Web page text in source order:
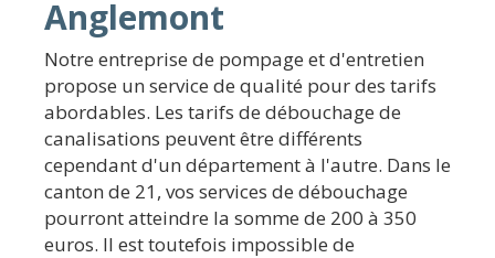
Anglemont
Notre entreprise de pompage et d'entretien
propose un service de qualité pour des tarifs
abordables. Les tarifs de débouchage de
canalisations peuvent être différents
cependant d'un département à l'autre. Dans le
canton de 21, vos services de débouchage
pourront atteindre la somme de 200 à 350
euros. Il est toutefois impossible de